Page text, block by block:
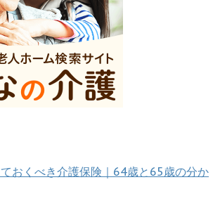
おくべき介護保険｜64歳と65歳の分か